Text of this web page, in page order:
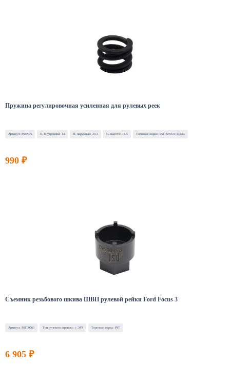
Пружина регулировочная усиленная для рулевых реек
Артикул: PSSPCN D, внутренний: 14 D, наружный: 20.3 H, высота: 14.5 Торговая марка: PST Service Russia
990 ₽
Съемник резьбового шкива ШВП рулевой рейки Ford Focus 3
Артикул: PST00563 Тип рулевого агрегата: с ЭУР Торговая марка: PST
6 905 ₽